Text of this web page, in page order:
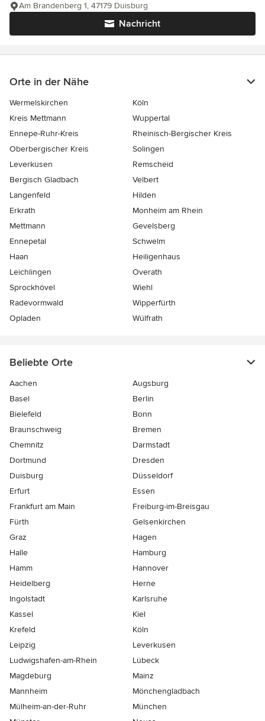
Nachricht
Am Brandenberg 1, 47179 Duisburg
Orte in der Nähe
Wermelskirchen
Köln
Kreis Mettmann
Wuppertal
Ennepe-Ruhr-Kreis
Rheinisch-Bergischer Kreis
Oberbergischer Kreis
Solingen
Leverkusen
Remscheid
Bergisch Gladbach
Velbert
Langenfeld
Hilden
Erkrath
Monheim am Rhein
Mettmann
Gevelsberg
Ennepetal
Schwelm
Haan
Heiligenhaus
Leichlingen
Overath
Sprockhövel
Wiehl
Radevormwald
Wipperfürth
Opladen
Wülfrath
Beliebte Orte
Aachen
Augsburg
Basel
Berlin
Bielefeld
Bonn
Braunschweig
Bremen
Chemnitz
Darmstadt
Dortmund
Dresden
Duisburg
Düsseldorf
Erfurt
Essen
Frankfurt am Main
Freiburg-im-Breisgau
Fürth
Gelsenkirchen
Graz
Hagen
Halle
Hamburg
Hamm
Hannover
Heidelberg
Herne
Ingolstadt
Karlsruhe
Kassel
Kiel
Krefeld
Köln
Leipzig
Leverkusen
Ludwigshafen-am-Rhein
Lübeck
Magdeburg
Mainz
Mannheim
Mönchen­gladbach
Mülheim-an-der-Ruhr
München